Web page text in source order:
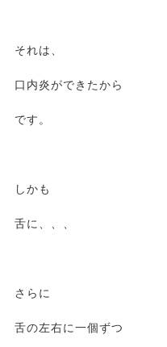
それは、
口内炎ができたから
です。
しかも
舌に、、、
さらに
舌の左右に一個ずつ